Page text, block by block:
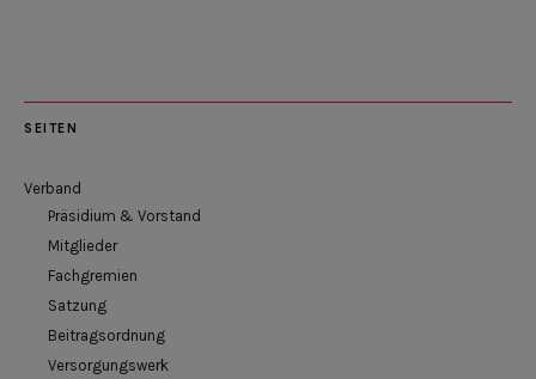
SEITEN
Verband
Präsidium & Vorstand
Mitglieder
Fachgremien
Satzung
Beitragsordnung
Versorgungswerk